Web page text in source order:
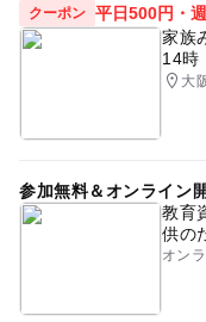
クーポン 平日500円・
家族
14時
大
参加無料＆オンライン
教育
供の
オン